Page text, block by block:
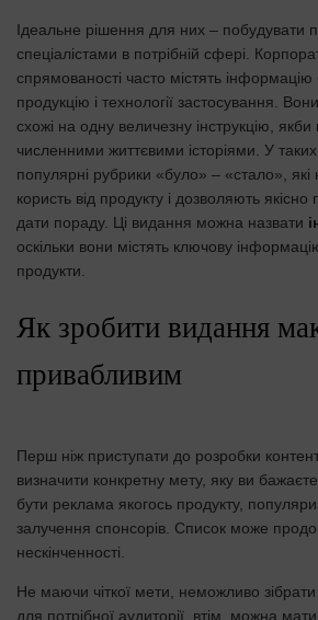
Ідеальне рішення для них – побудувати
спеціалістами в потрібній сфері.
спрямованості часто містять
продукцію і технології застосування.
схожі на одну величезну інструкцію,
численними життєвими історіями. У
популярні рубрики «було» – «стало»,
користь від продукту і дозволяють
дати пораду. Ці видання можна назвати
оскільки вони містять ключову
продукти.
Як зробити видання
привабливим
Перш ніж приступати до розробки
визначити конкретну мету, яку ви
бути реклама якогось продукту,
залучення спонсорів. Список може
нескінченності.
Не маючи чіткої мети, неможливо зібрати
для потрібної аудиторії, втім, можна мати